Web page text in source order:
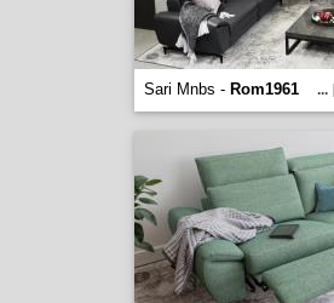
Sari Mnbs - Rom1961 ...